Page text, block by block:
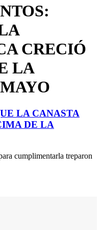
CRECIÓ
LA
LA CANASTA
DE LA
cumplimentarla treparon